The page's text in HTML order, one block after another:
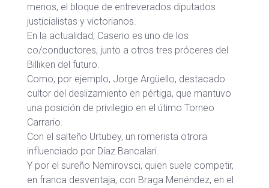
menos, el bloque de entreverados diputados
justicialistas y victorianos.
En la actualidad, Caserio es uno de los
co/conductores, junto a otros tres próceres del
Billiken del futuro.
Como, por ejemplo, Jorge Argüello, destacado
cultor del deslizamiento en pértiga, que mantuvo
una posición de privilegio en el útimo Torneo
Carrario.
Con el salteño Urtubey, un romerista otrora
influenciado por Díaz Bancalari.
Y por el sureño Nemirovsci, quien suele competir,
en franca desventaja, con Braga Menéndez, en el